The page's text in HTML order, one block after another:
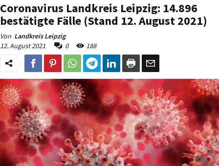
Coronavirus Landkreis Leipzig: 14.896
bestätigte Fälle (Stand 12. August 2021)
Von Landkreis Leipzig
12. August 2021
0 188